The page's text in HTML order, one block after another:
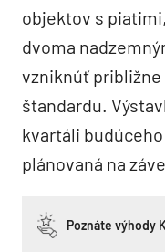
objektov s
dvoma
vzniknúť
štandardu.
kvartáli
plánovaná na
Poznáte výhody